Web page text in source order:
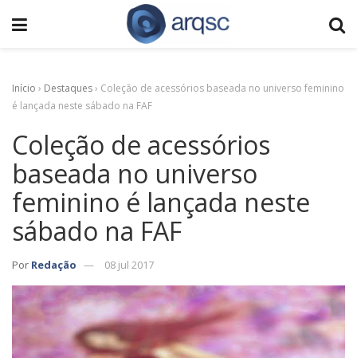
Início › Destaques› Coleção de acessórios baseada no universo feminino
é lançada neste sábado na FAF
Coleção de acessórios
baseada no universo
feminino é lançada neste
sábado na FAF
Por Redação 08 jul 2017